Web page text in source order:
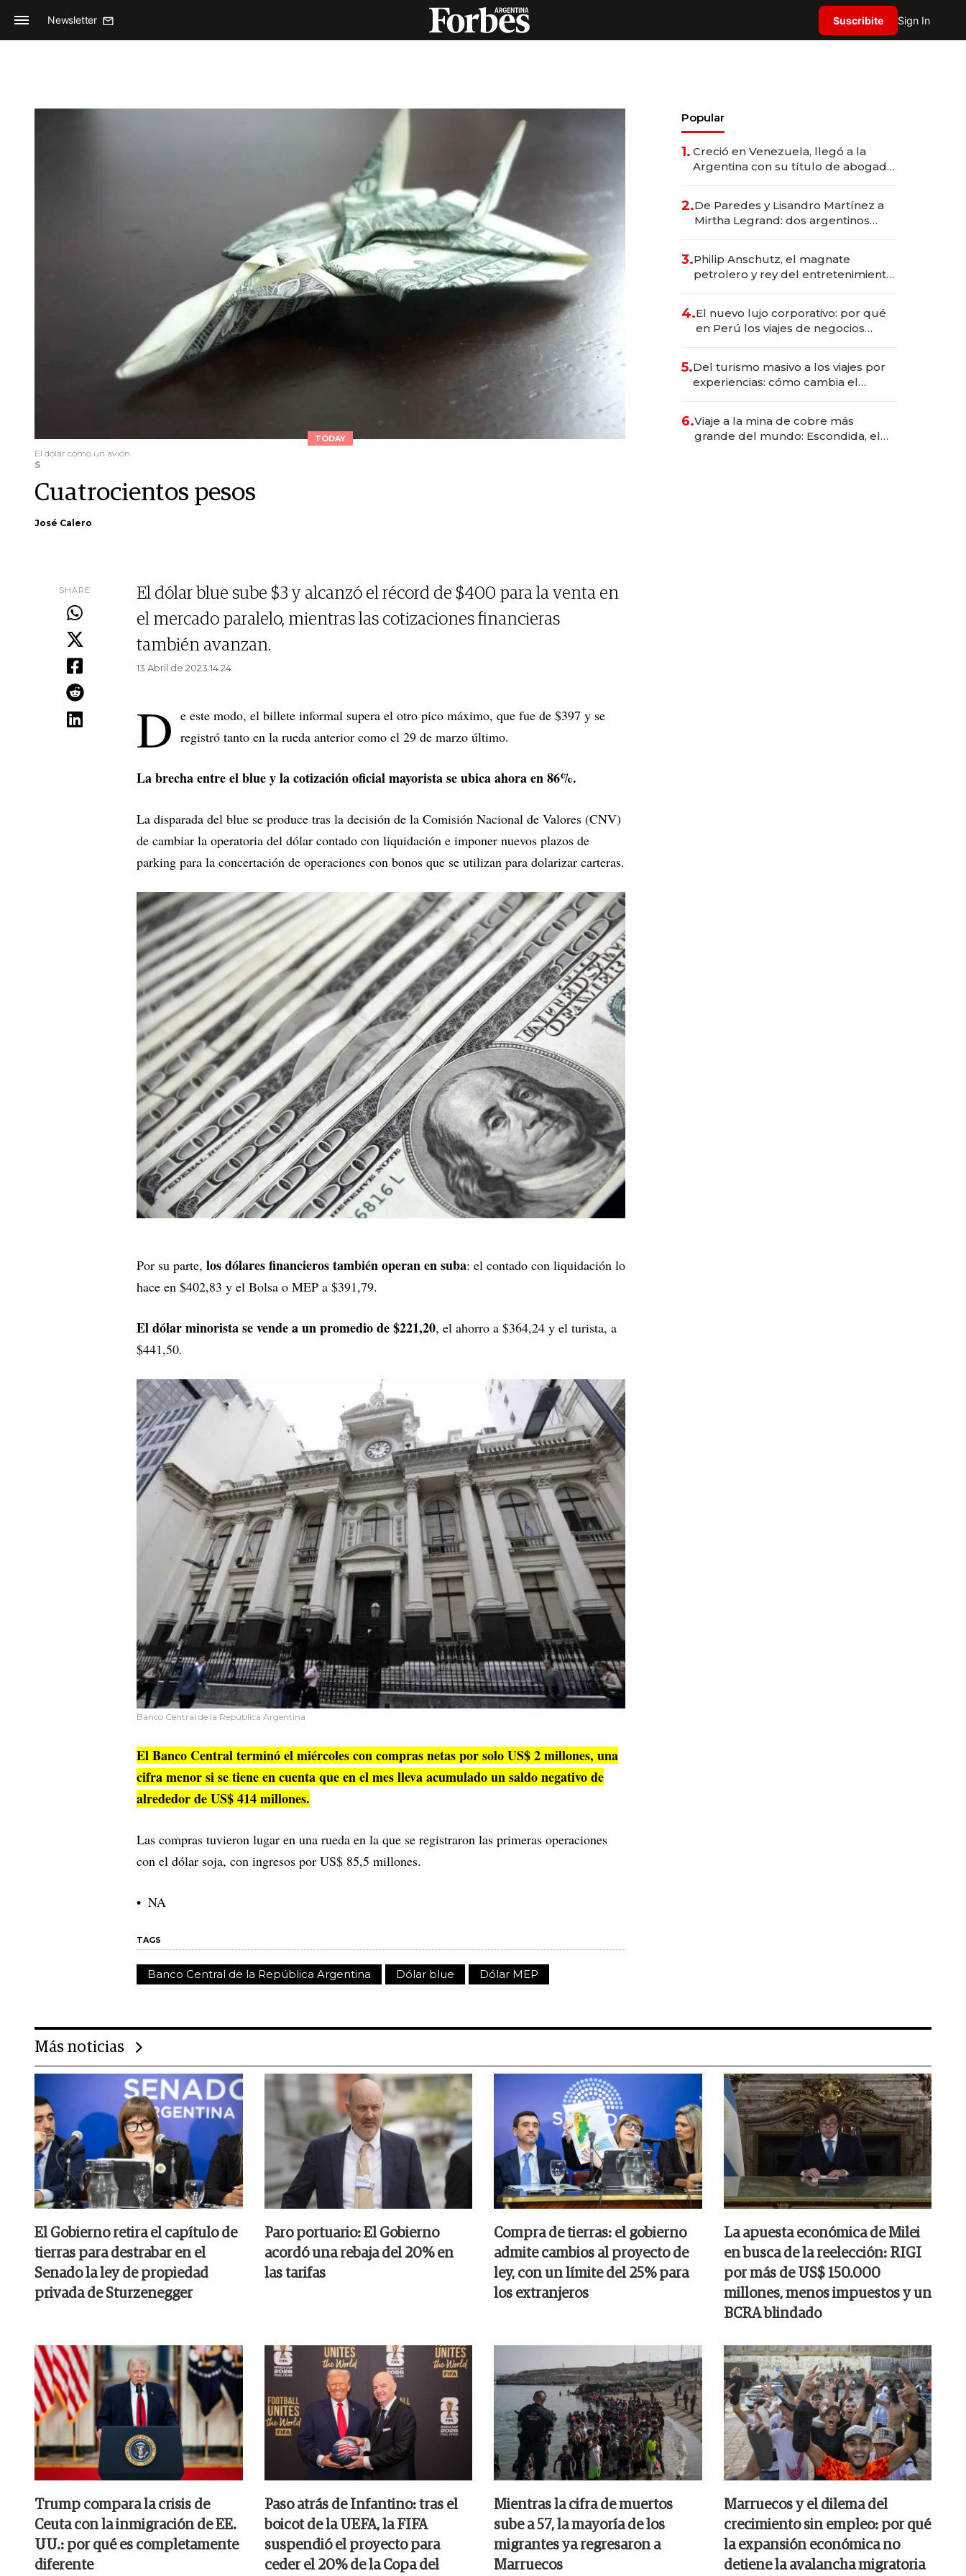
Newsletter Suscribite Sign In
TODAY
El dólar como un avión
S
Cuatrocientos pesos
José Calero
SHARE
El dólar blue sube $3 y alcanzó el récord de $400 para la venta en
el mercado paralelo, mientras las cotizaciones financieras
también avanzan.
13 Abril de 2023 14.24
D e este modo, el billete informal supera el otro pico máximo, que fue de $397 y se
registró tanto en la rueda anterior como el 29 de marzo último.
La brecha entre el blue y la cotización oficial mayorista se ubica ahora en 86%.
La disparada del blue se produce tras la decisión de la Comisión Nacional de Valores (CNV)
de cambiar la operatoria del dólar contado con liquidación e imponer nuevos plazos de
parking para la concertación de operaciones con bonos que se utilizan para dolarizar carteras.
Por su parte, los dólares financieros también operan en suba: el contado con liquidación lo
hace en $402,83 y el Bolsa o MEP a $391,79.
El dólar minorista se vende a un promedio de $221,20, el ahorro a $364,24 y el turista, a
$441,50.
Banco Central de la República Argentina
El Banco Central terminó el miércoles con compras netas por solo US$ 2 millones, una
cifra menor si se tiene en cuenta que en el mes lleva acumulado un saldo negativo de
alrededor de US$ 414 millones.
Las compras tuvieron lugar en una rueda en la que se registraron las primeras operaciones
con el dólar soja, con ingresos por US$ 85,5 millones.
NA
TAGS
Banco Central de la República Argentina Dólar blue Dólar MEP
Popular
1. Creció en Venezuela, llegó a la
Argentina con su título de abogado
marcas "fast premium"
2.De Paredes y Lisandro Martínez a
Mirtha Legrand: dos argentinos
3.Philip Anschutz, el magnate
petrolero y rey del entretenimiento
4.El nuevo lujo corporativo: por qué
en Perú los viajes de negocios
transformadoras
5.Del turismo masivo a los viajes por
experiencias: cómo cambia el
6.Viaje a la mina de cobre más
grande del mundo: Escondida, el
Más noticias
El Gobierno retira el capítulo de
tierras para destrabar en el
Senado la ley de propiedad
privada de Sturzenegger
Paro portuario: El Gobierno
acordó una rebaja del 20% en
las tarifas
Compra de tierras: el gobierno
admite cambios al proyecto de
ley, con un límite del 25% para
los extranjeros
La apuesta económica de Milei
en busca de la reelección: RIGI
por más de US$ 150.000
millones, menos impuestos y un
BCRA blindado
Trump compara la crisis de
Ceuta con la inmigración de EE.
UU.: por qué es completamente
diferente
Paso atrás de Infantino: tras el
boicot de la UEFA, la FIFA
suspendió el proyecto para
ceder el 20% de la Copa del
Mientras la cifra de muertos
sube a 57, la mayoría de los
migrantes ya regresaron a
Marruecos
Marruecos y el dilema del
crecimiento sin empleo: por qué
la expansión económica no
detiene la avalancha migratoria